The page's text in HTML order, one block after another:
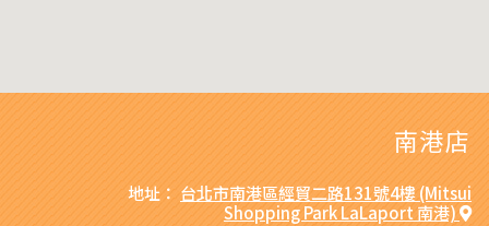
南港店
地址： 台北市南港區經貿二路131號4樓 (Mitsui
Shopping Park LaLaport 南港)